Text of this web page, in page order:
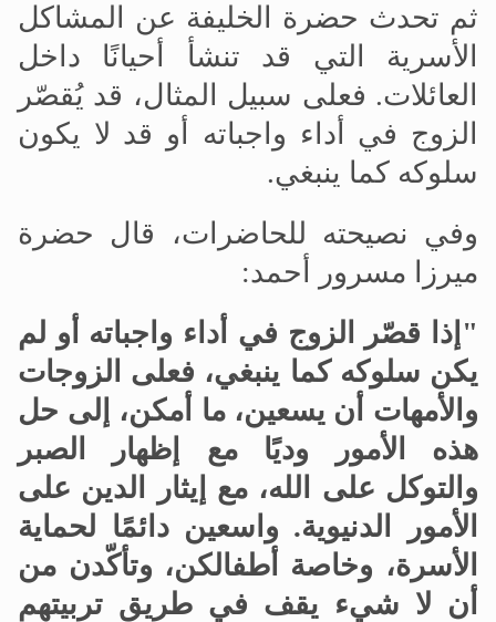
ثم تحدث حضرة الخليفة عن المشاكل
الأسرية التي قد تنشأ أحيانًا داخل
العائلات. فعلى سبيل المثال، قد يُقصّر
الزوج في أداء واجباته أو قد لا يكون
سلوكه كما ينبغي.
وفي نصيحته للحاضرات، قال حضرة
ميرزا مسرور أحمد:
"إذا قصّر الزوج في أداء واجباته أو لم
يكن سلوكه كما ينبغي، فعلى الزوجات
والأمهات أن يسعين، ما أمكن، إلى حل
هذه الأمور وديًا مع إظهار الصبر
والتوكل على الله، مع إيثار الدين على
الأمور الدنيوية. واسعين دائمًا لحماية
الأسرة، وخاصة أطفالكن، وتأكّدن من
أن لا شيء يقف في طريق تربيتهم